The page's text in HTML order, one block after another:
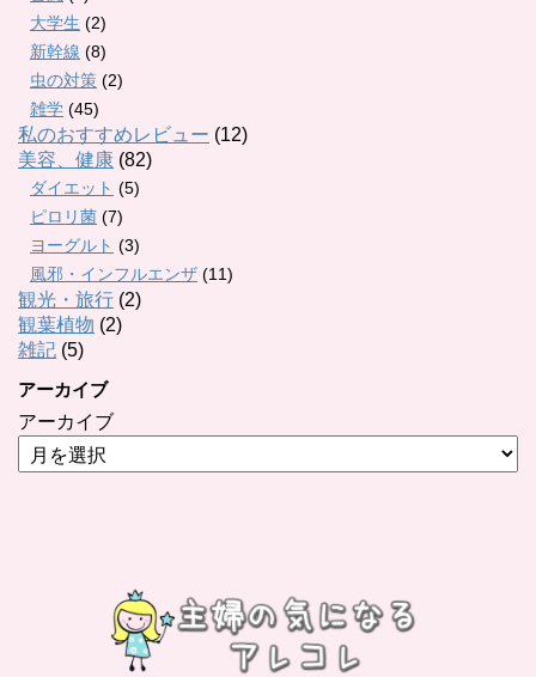
大学生 (2)
新幹線 (8)
虫の対策 (2)
雑学 (45)
私のおすすめレビュー (12)
美容、健康 (82)
ダイエット (5)
ピロリ菌 (7)
ヨーグルト (3)
風邪・インフルエンザ (11)
観光・旅行 (2)
観葉植物 (2)
雑記 (5)
アーカイブ
アーカイブ